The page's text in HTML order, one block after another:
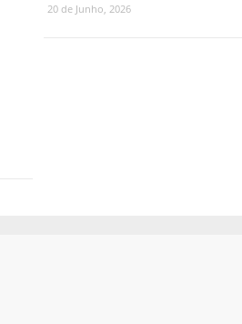
20 de Junho, 2026